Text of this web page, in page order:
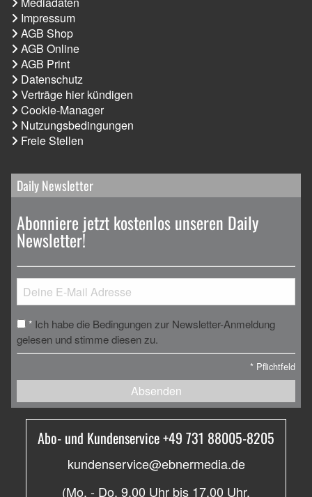
Impressum
AGB Shop
AGB Online
AGB Print
Datenschutz
Verträge hier kündigen
Cookie-Manager
Nutzungsbedingungen
Freie Stellen
Daily Newsletter
Abonniere jetzt kostenlos unseren Daily
Newsletter!
* Ich habe die Bedingungen zur Newsletter-Anmeldung
gelesen und stimme diesen zu.
* Pflichtfeld
Absenden
Abo- und Kundenservice +49 731 88005-8205
kundenservice@ebnermedia.de
(Mo. - Do. 9.00 Uhr bis 17.00 Uhr,